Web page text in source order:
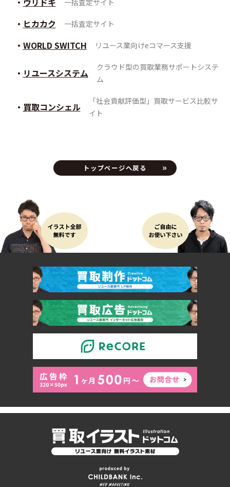
ヒカカク 一括査定サイト
WORLD SWITCH リユース業向けeコマース支援
リユースシステム
クラウド型の買取業務サポートシステ
ム
買取コンシェル
「社会貢献評価型」買取サービス比較サ
イト
トップページへ戻る